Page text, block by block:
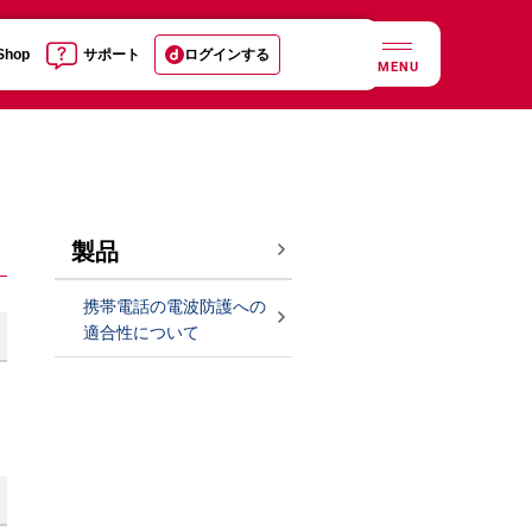
サポート ログインする
MENU
製品
携帯電話の電波防護への
適合性について